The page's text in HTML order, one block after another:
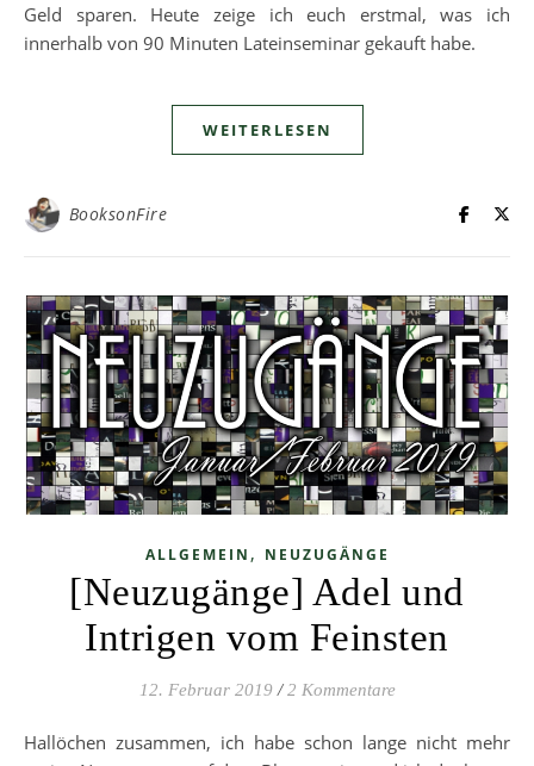
Geld sparen. Heute zeige ich euch erstmal, was ich
innerhalb von 90 Minuten Lateinseminar gekauft habe.
WEITERLESEN
BooksonFire
ALLGEMEIN , NEUZUGÄNGE
[Neuzugänge] Adel und
Intrigen vom Feinsten
12. Februar 2019 / 2 Kommentare
Hallöchen zusammen, ich habe schon lange nicht mehr